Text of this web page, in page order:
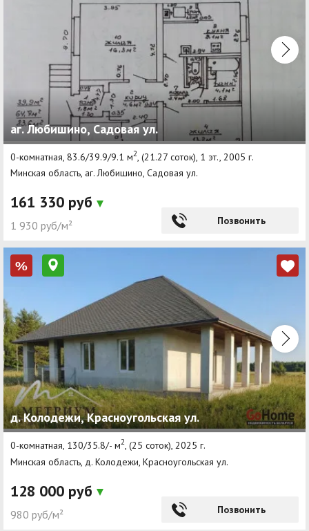
аг. Любишино, Садовая ул.
0-комнатная, 83.6/39.9/9.1 м2 , (21.27 соток), 1 эт., 2005 г.
Минская область, аг. Любишино, Садовая ул.
161 330 руб
1 930 руб/м² Позвонить
%
д. Колодежи, Красноугольская ул.
0-комнатная, 130/35.8/- м2, (25 соток), 2025 г.
Минская область, д. Колодежи, Красноугольская ул.
128 000 руб
980 руб/м² Позвонить